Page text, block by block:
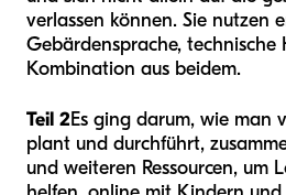
verlassen können. Sie nutzen
Gebärdensprache,
Kombination aus beidem.
Teil 2Es ging darum, wie man
plant und durchführt,
und weiteren Ressourcen, um